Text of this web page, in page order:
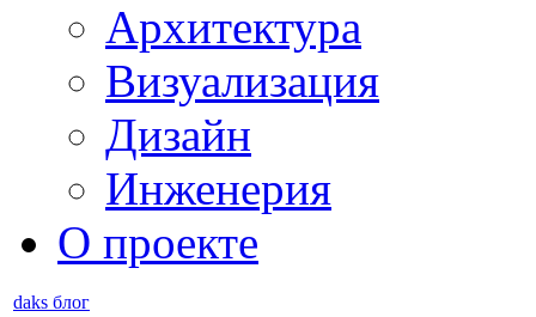
Архитектура
Визуализация
Дизайн
Инженерия
О проекте
daks блог